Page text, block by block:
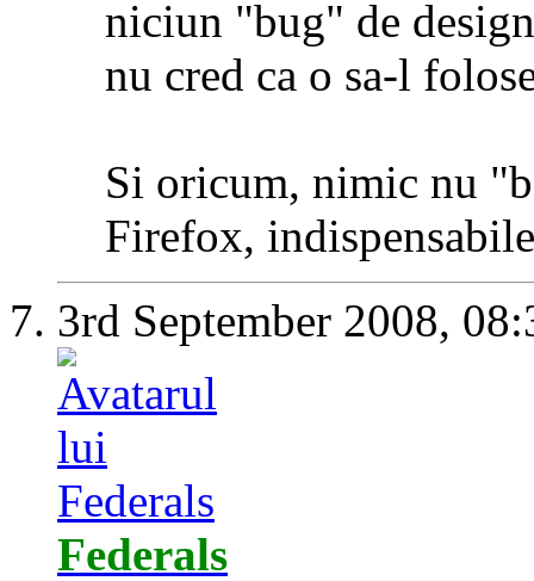
niciun "bug" de
nu cred ca o sa-l
Si oricum, nimic nu
Firefox,
3rd September 2008,
Federals